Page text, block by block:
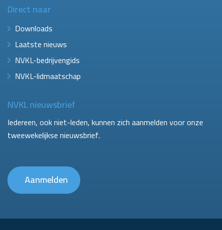
Direct naar
Downloads
Laatste nieuws
NVKL-bedrijvengids
NVKL-lidmaatschap
NVKL nieuwsbrief
Iedereen, ook niet-leden, kunnen zich aanmelden voor onze
tweewekelijkse nieuwsbrief.
Aanmelden